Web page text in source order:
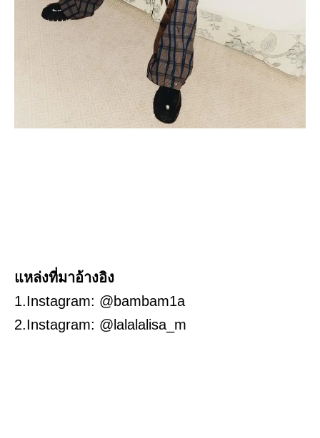
แหล่งที่มาอ้างอิง
1.Instagram: @bambam1a
2.Instagram: @lalalalisa_m